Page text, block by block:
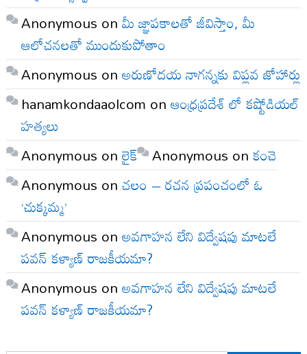
Anonymous onమీ జ్ఞాపకాలతో జీవిస్తాం, మీ
ఆలోచనలతో ముందుకుపోతాం
Anonymous onఅరుణోదయ నాగన్నకు విప్లవ జోహార్లు
hanamkondaaolcom onఆంధ్రప్రదేశ్ లో కష్టోడియల్
హత్యలు
Anonymous onలైక్ Anonymous onకంచె
Anonymous onచలం – రచన ప్రపంచంలో ఓ
‘చుక్కమ్మ’
Anonymous onఅవగాహన లేని విద్వేషపు మాటలే
పవన్ కళ్యాణ్ రాజకీయమా?
Anonymous onఅవగాహన లేని విద్వేషపు మాటలే
పవన్ కళ్యాణ్ రాజకీయమా?